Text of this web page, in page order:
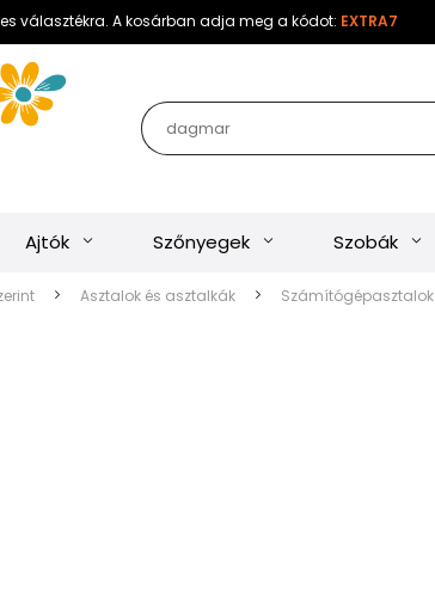
választékra. A kosárban adja meg a kódot: EXTRA7
Ajtók Szőnyegek Szobák
Asztalok és asztalkák Számítógépasztalok